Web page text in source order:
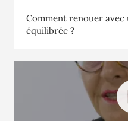
Comment renouer
équilibrée ?